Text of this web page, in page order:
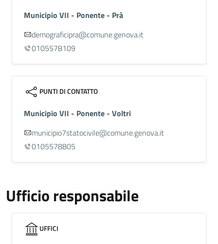
Municipio VII - Ponente - Prà
demograficipra@comune.genova.it
0105578109
PUNTI DI CONTATTO
Municipio VII - Ponente - Voltri
municipio7statocivile@comune.genova.it
0105578805
Ufficio responsabile
UFFICI